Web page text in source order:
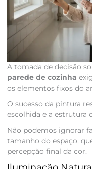
A tomada de decisão
parede de cozinha
os elementos fixos do
O sucesso da pintura
escolhida e a estrutura
Não podemos ignorar
tamanho do espaço,
percepção final da cor.